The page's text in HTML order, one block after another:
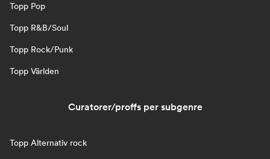
Topp Pop
Topp R&B/Soul
Topp Rock/Punk
Topp Världen
Curatorer/proffs per subgenre
Topp Alternativ rock